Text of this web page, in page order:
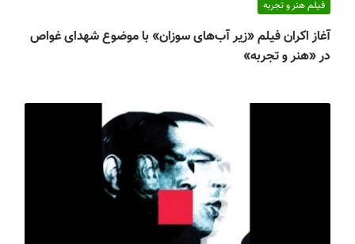
فیلم هنر و تجربه
آغاز اکران فیلم «زیر آب‌های سوزان» با موضوع شهدای غواص
در «هنر و تجربه»